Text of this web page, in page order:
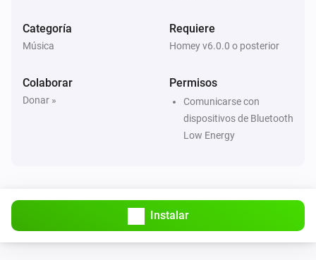
Categoría
Música
Requiere
Homey v6.0.0 o posterior
Colaborar
Donar »
Permisos
Comunicarse con
dispositivos de Bluetooth
Low Energy
Instalar